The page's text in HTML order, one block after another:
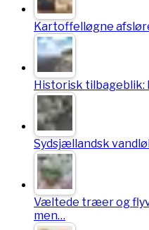
Kartoffelløgne
Historisk tilbageblik:
Sydsjællandsk
Væltede træer og
men…